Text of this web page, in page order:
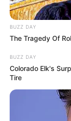
Minggu ala
BUZZ DAY
The Tragedy Of
BUZZ DAY
Colorado Elk's
Tire